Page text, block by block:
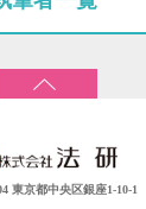
東京都中央区銀座1-10-1